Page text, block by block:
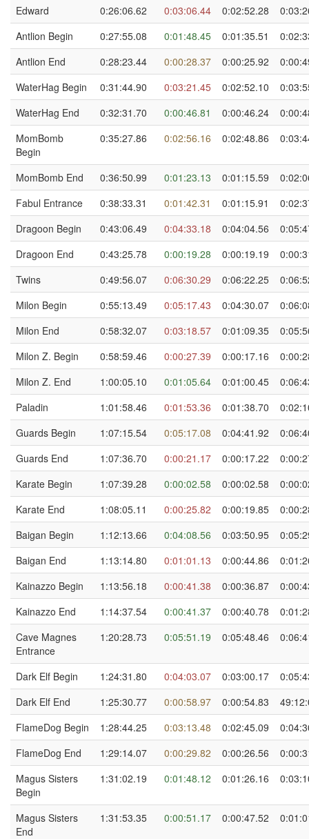
Edward
0:26:06.62 0:03:06.44 0:02:52.28
Antlion Begin
0:27:55.08 0:01:48.45 0:01:35.51
Antlion End
0:28:23.44 0:00:28.37 0:00:25.92
WaterHag Begin
0:31:44.90 0:03:21.45 0:02:52.10
WaterHag End
0:32:31.70 0:00:46.81 0:00:46.24
MomBomb
Begin
0:35:27.86 0:02:56.16 0:02:48.86
MomBomb End 0:36:50.99 0:01:23.13 0:01:15.59
Fabul Entrance
0:38:33.31 0:01:42.31 0:01:15.91
Dragoon Begin
0:43:06.49 0:04:33.18 0:04:04.56
Dragoon End
0:43:25.78 0:00:19.28 0:00:19.19
Twins
0:49:56.07 0:06:30.29 0:06:22.25
Milon Begin
0:55:13.49 0:05:17.43 0:04:30.07
Milon End
0:58:32.07 0:03:18.57 0:01:09.35
Milon Z. Begin
0:58:59.46 0:00:27.39 0:00:17.16
Milon Z. End
1:00:05.10 0:01:05.64 0:01:00.45
Paladin
1:01:58.46 0:01:53.36 0:01:38.70
Guards Begin
1:07:15.54 0:05:17.08 0:04:41.92
Guards End
1:07:36.70 0:00:21.17 0:00:17.22
Karate Begin
1:07:39.28 0:00:02.58 0:00:02.58
Karate End
1:08:05.11 0:00:25.82 0:00:19.85
Baigan Begin
1:12:13.66 0:04:08.56 0:03:50.95
Baigan End
1:13:14.80 0:01:01.13 0:00:44.86
Kainazzo Begin
1:13:56.18 0:00:41.38 0:00:36.87
Kainazzo End
1:14:37.54 0:00:41.37 0:00:40.78
Cave Magnes
Entrance
1:20:28.73 0:05:51.19 0:05:48.46
Dark Elf Begin 1:24:31.80 0:04:03.07 0:03:00.17
Dark Elf End
1:25:30.77 0:00:58.97 0:00:54.83
FlameDog Begin
1:28:44.25 0:03:13.48 0:02:45.09
FlameDog End
1:29:14.07 0:00:29.82 0:00:26.56
Magus Sisters
Begin
1:31:02.19 0:01:48.12 0:01:26.16
Magus Sisters
End
1:31:53.35 0:00:51.17 0:00:47.52